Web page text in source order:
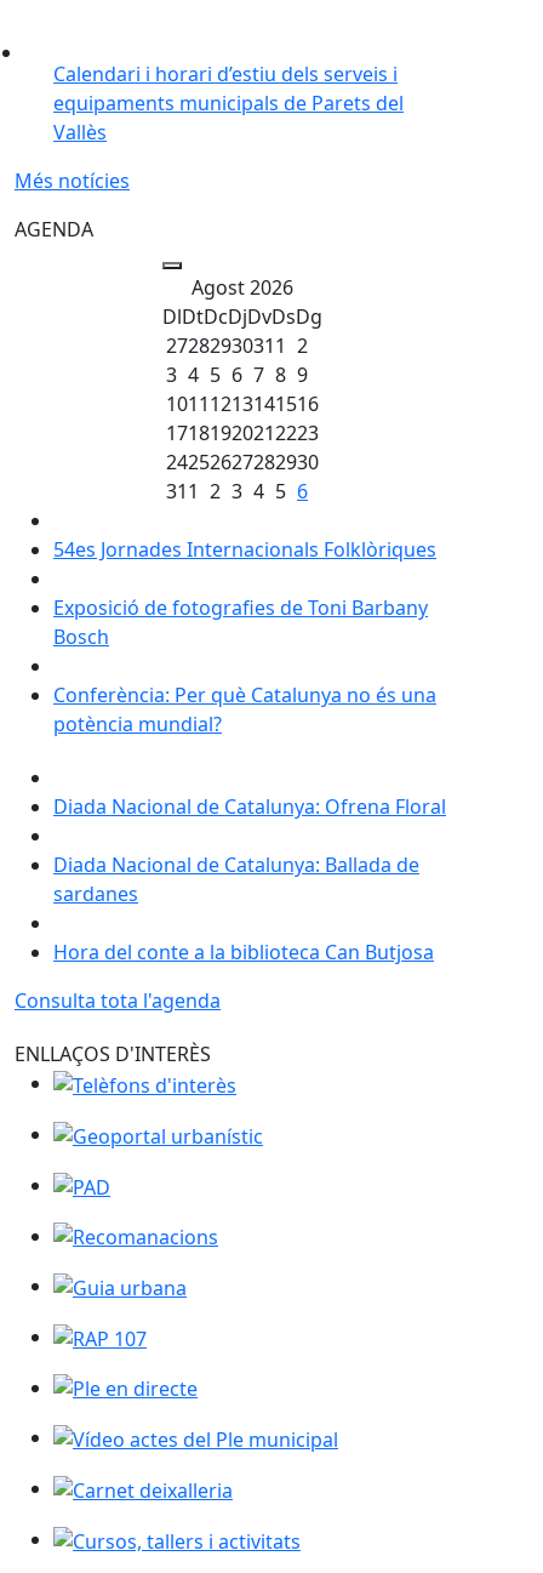
Calendari i horari d’estiu dels serveis i
equipaments municipals de Parets del
Vallès
Més notícies
AGENDA
Agost 2026
DlDtDcDjDvDsDg
27282930311 2
3 4 5 6 7 8 9
10111213141516
17181920212223
24252627282930
311 2 3 4 5 6
54es Jornades Internacionals Folklòriques
Exposició de fotografies de Toni Barbany
Bosch
Conferència: Per què Catalunya no és una
potència mundial?
Diada Nacional de Catalunya: Ofrena Floral
Diada Nacional de Catalunya: Ballada de
sardanes
Hora del conte a la biblioteca Can Butjosa
Consulta tota l'agenda
ENLLAÇOS D'INTERÈS
Telèfons d'interès
Geoportal urbanístic
PAD
Recomanacions
Guia urbana
RAP 107
Ple en directe
Vídeo actes del Ple municipal
Carnet deixalleria
Cursos, tallers i activitats